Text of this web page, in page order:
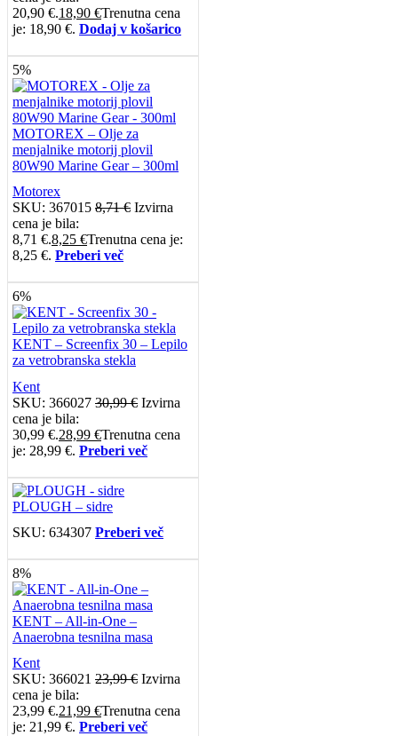
20,90 €.18,90 €Trenutna cena
je: 18,90 €. Dodaj v košarico
5%
MOTOREX – Olje za
menjalnike motorij plovil
80W90 Marine Gear – 300ml
Motorex
SKU: 367015 8,71€ Izvirna
cena je bila:
8,71 €.8,25 €Trenutna cena je:
8,25 €. Preberi več
6%
KENT – Screenfix 30 – Lepilo
za vetrobranska stekla
Kent
SKU: 366027 30,99€ Izvirna
cena je bila:
30,99 €.28,99 €Trenutna cena
je: 28,99 €. Preberi več
PLOUGH – sidre
SKU: 634307 Preberi več
8%
KENT – All-in-One –
Anaerobna tesnilna masa
Kent
SKU: 366021 23,99€ Izvirna
cena je bila:
23,99 €.21,99 €Trenutna cena
je: 21,99 €. Preberi več